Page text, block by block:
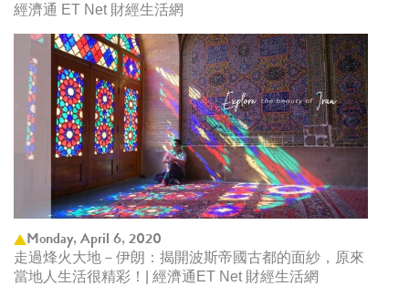
經濟通 ET Net 財經生活網
Monday, April 6, 2020
走過烽火大地－伊朗：揭開波斯帝國古都的面紗，原來
當地人生活很精彩！| 經濟通ET Net 財經生活網